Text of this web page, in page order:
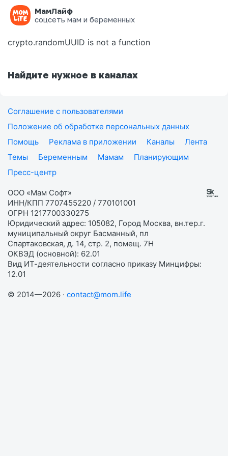
МамЛайф
соцсеть мам и беременных
Ошибка на странице
crypto.randomUUID is not a function
Найдите нужное в каналах
Соглашение с пользователями
Положение об обработке персональных данных
Помощь
Реклама в приложении Каналы
Лента
Темы
Беременным Мамам
Планирующим
Пресс-центр
ООО «Мам Софт»
ИНН/КПП 7707455220 / 770101001
ОГРН 1217700330275
Юридический адрес: 105082, Город Москва, вн.тер.г.
муниципальный округ Басманный, пл
Спартаковская, д. 14, стр. 2, помещ. 7Н
ОКВЭД (основной): 62.01
Вид ИТ-деятельности согласно приказу Минцифры:
12.01
© 2014—2026 · contact@mom.life